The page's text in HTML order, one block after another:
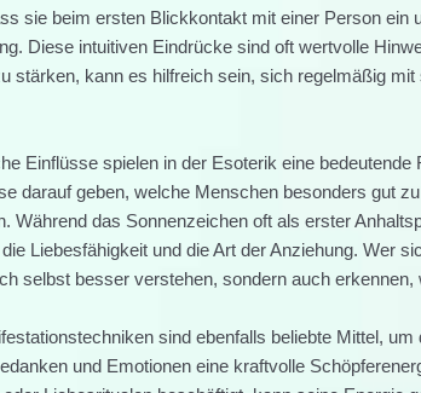
sie beim ersten Blickkontakt mit einer Person
Diese intuitiven Eindrücke sind oft wertvolle
stärken, kann es hilfreich sein, sich regelmäßig
Einflüsse spielen in der Esoterik eine
darauf geben, welche Menschen besonders gut
Während das Sonnenzeichen oft als erster
Liebesfähigkeit und die Art der Anziehung. Wer
selbst besser verstehen, sondern auch
sind ebenfalls beliebte Mittel,
und Emotionen eine kraftvolle